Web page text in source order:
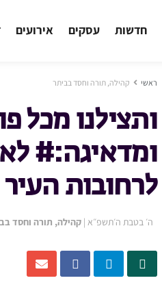
חדשות עסקים אירועים
ראשי קהילה, תורה וחסד בביתר
ותצילנו מכל
ומדאיגה:#
לרחובות העיר
ה׳ בטבת ה׳תשפ״א | קהילה, תורה וחסד